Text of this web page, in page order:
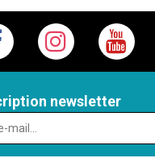
newsletter